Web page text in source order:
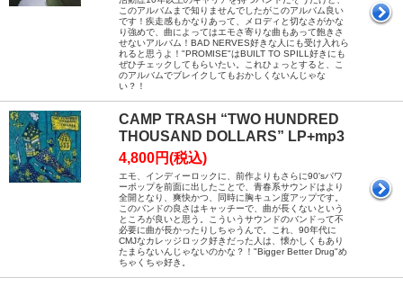
このアルバムまで知りませんでしたがこのアルバム良い
です！疾走感もかなりあって、メロディと切なさがかな
り強めで、曲によってはエモさ寄りな曲もあって飽きさ
せないアルバム！BAD NERVES好きな人にも受け入れら
れると思うよ！"PROMISE"はBUILT TO SPILL好きにも
ぜひチェックしてもらいたい。これひょっとすると、こ
のアルバムでブレイクしてもおかしくないんじゃな
い？！
CAMP TRASH “TWO HUNDRED
THOUSAND DOLLARS” LP+mp3
4,800円(税込)
エモ、インディーロックに、前作よりもさらに90'sパワ
ーポップを前面に出したことで、青春系サウンドはより
全開となり、爽快かつ、同時に胸キュン度アップです。
このバンドの良さはキャッチーで、曲が長くないという
ところが良いと思う。こういうサウンドのバンドって不
必要に曲が長かったりしちゃうんで。これ、90年代に
CMJなカレッジロック好きだった人は、懐かしくもあり
たまらないんじゃないのかな？！"Bigger Better Drug"め
ちゃくちゃ好き。